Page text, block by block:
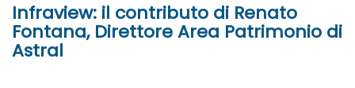
Infraview: il contributo di Renato
Fontana, Direttore Area Patrimonio di
Astral